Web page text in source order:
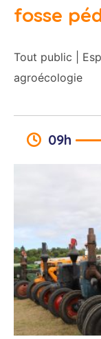
fosse
Tout public |
agroécologie
09h